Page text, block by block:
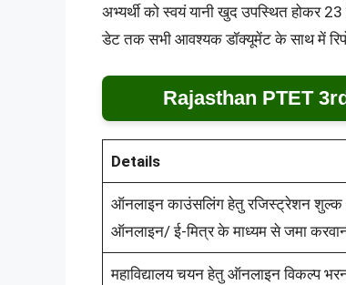
अभ्यर्थी को स्वयं यानी खुद उपस्थित होकर 23
डेट तक सभी आवश्यक डॉक्यूमेंट के साथ में
Rajasthan PTET
Details
ऑनलाइन काउंसलिंग हेतु रजिस्ट्रेशन
ऑनलाइन/ ई-मित्र के माध्यम से जमा
महाविद्यालय चयन हेतु ऑनलाइन विकल्प